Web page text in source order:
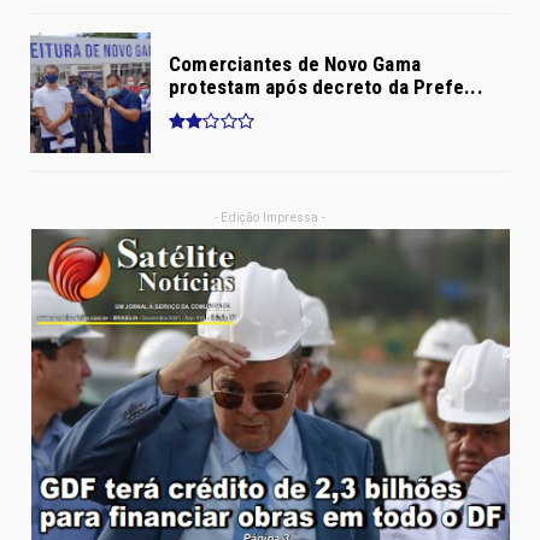
Comerciantes de Novo Gama
protestam após decreto da Prefe...
- Edição Impressa -